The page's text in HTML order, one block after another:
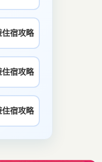
住宿攻略
住宿攻略
住宿攻略